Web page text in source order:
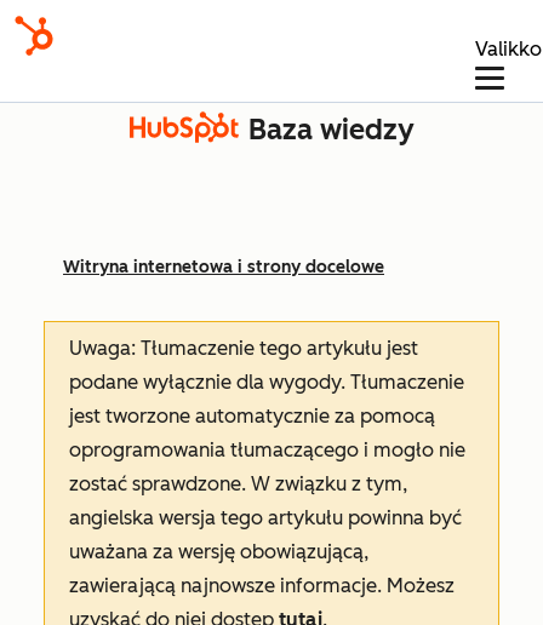
Valikko
Baza wiedzy
Witryna internetowa i strony docelowe
Uwaga: Tłumaczenie tego artykułu jest
podane wyłącznie dla wygody. Tłumaczenie
jest tworzone automatycznie za pomocą
oprogramowania tłumaczącego i mogło nie
zostać sprawdzone. W związku z tym,
angielska wersja tego artykułu powinna być
uważana za wersję obowiązującą,
zawierającą najnowsze informacje. Możesz
uzyskać do niej dostęp tutaj.